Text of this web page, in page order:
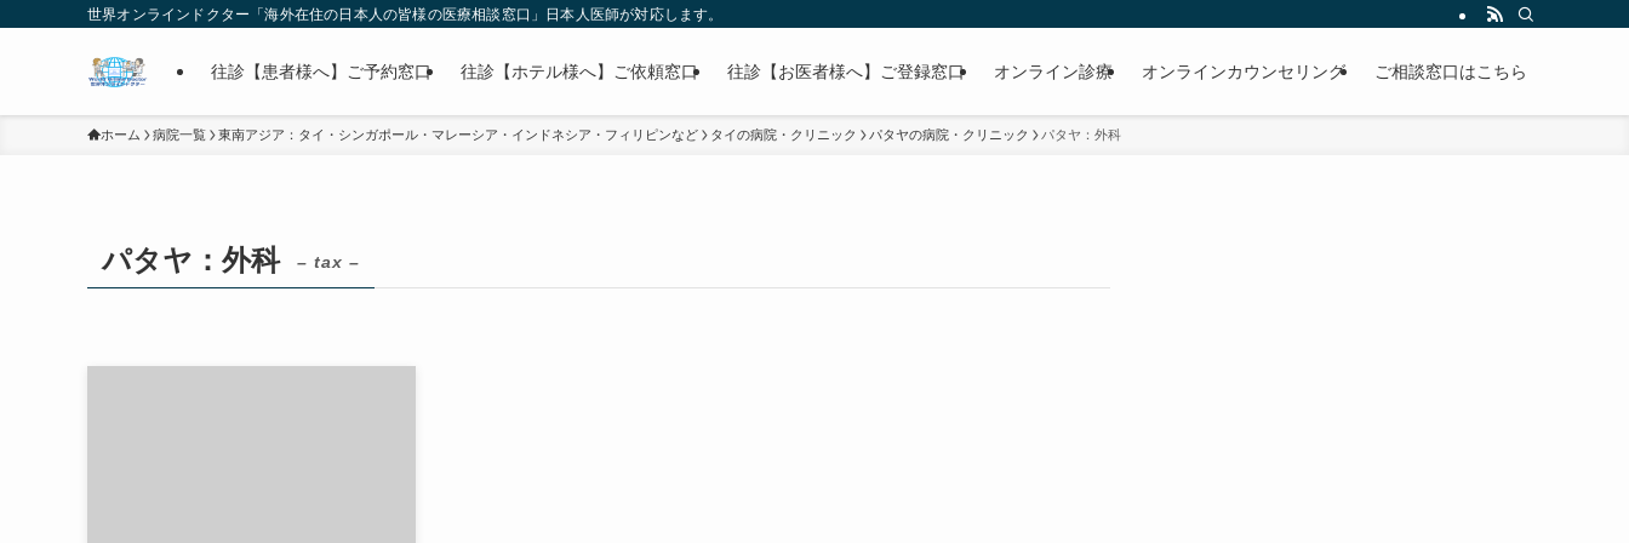
世界オンラインドクター「海外在住の日本人の皆様の医療相談窓口」日本人医師が対応します。
往診【患者様へ】ご予約窓口 往診【ホテル様へ】ご依頼窓口 往診【お医者様へ】ご登録窓口 オンライン診療 オンラインカウンセリング ご相談窓口はこちら
ホーム 病院一覧 東南アジア：タイ・シンガポール・マレーシア・インドネシア・フィリピンなど タイの病院・クリニック パタヤの病院・クリニック パタヤ：外科
パタヤ：外科 – tax –